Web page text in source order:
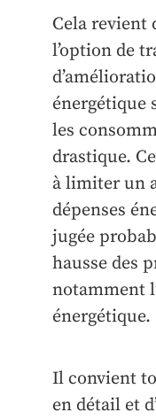
Cela revient
l’option de
énergétique
les
drastique.
à limiter un
dépenses
jugée
hausse des
notamment
énergétique.
Il convient
en détail et